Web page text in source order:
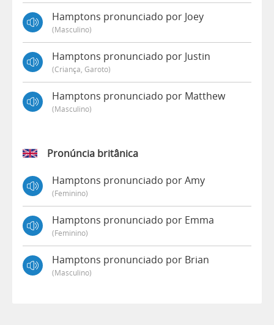
Hamptons pronunciado por Joey
(masculino)
Hamptons pronunciado por Justin
(criança, Garoto)
Hamptons pronunciado por Matthew
(masculino)
Pronúncia britânica
Hamptons pronunciado por Amy
(feminino)
Hamptons pronunciado por Emma
(feminino)
Hamptons pronunciado por Brian
(masculino)